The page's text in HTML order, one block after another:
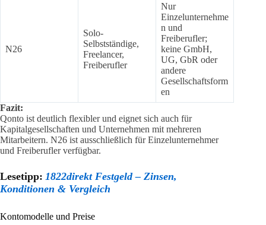
N26
Solo-
Selbstständige,
Freelancer,
Freiberufler
Nur
Einzelunternehme
n und
Freiberufler;
keine GmbH,
UG, GbR oder
andere
Gesellschaftsform
en
Fazit:
Qonto ist deutlich flexibler und eignet sich auch für
Kapitalgesellschaften und Unternehmen mit mehreren
Mitarbeitern. N26 ist ausschließlich für Einzelunternehmer
und Freiberufler verfügbar.
Lesetipp: 1822direkt Festgeld – Zinsen,
Konditionen & Vergleich
Kontomodelle und Preise